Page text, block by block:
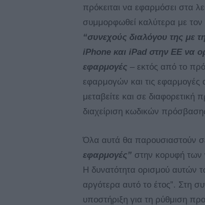
πρόκειται να εφαρμόσει στα
συμμορφωθεί καλύτερα με τον
“συνεχούς διαλόγου της με
iPhone και iPad στην ΕΕ να
εφαρμογές – εκτός από το
εφαρμογών και τις
μεταβείτε και σε διαφορετική
διαχείριση κωδικών
Όλα αυτά θα παρουσιαστούν
εφαρμογές” στην κορυφή
Η δυνατότητα ορισμού αυτών
αργότερα αυτό το έτος”. Στη
υποστήριξη για τη ρύθμιση